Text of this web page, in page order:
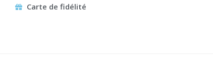
Carte de fidélité